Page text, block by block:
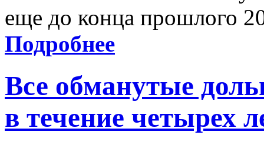
еще до конца прошлого
Подробнее
Все обманутые
в течение четырех